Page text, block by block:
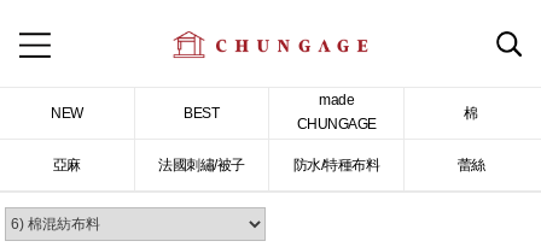
NEW BEST
made
CHUNGAGE
棉
亞麻 法國刺繡/被子 防水/特種布料 蕾絲